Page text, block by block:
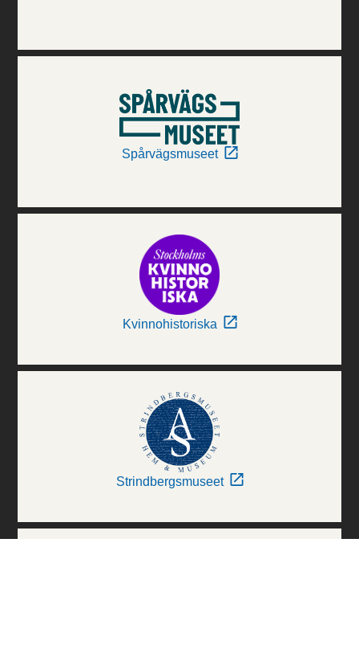
Spårvägsmuseet
Kvinnohistoriska
Strindbergsmuseet